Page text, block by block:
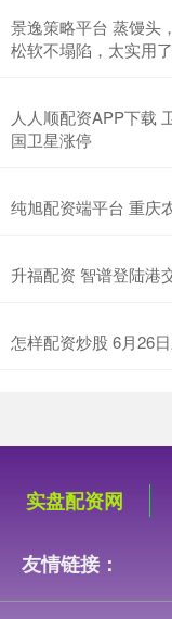
景逸策略平台 蒸馒头
松软不塌陷，太实用了
人人顺配资APP下载
国卫星涨停
纯旭配资端平台 重庆
升福配资 智谱登陆港
怎样配资炒股 6月26
实盘配资网
友情链接：